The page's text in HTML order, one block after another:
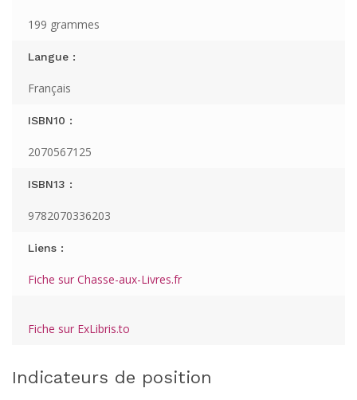
199 grammes
Langue :
Français
ISBN10 :
2070567125
ISBN13 :
9782070336203
Liens :
Fiche sur Chasse-aux-Livres.fr
Fiche sur ExLibris.to
Indicateurs de position